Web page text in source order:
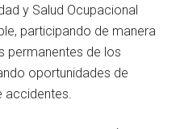
y Salud Ocupacional
participando de manera
permanentes de los
oportunidades de
accidentes.